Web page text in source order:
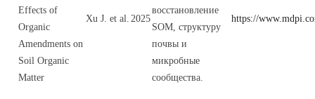
Effects of
Organic
Amendments on
Soil Organic
Matter
Xu J. et al. 2025
восстановление
SOM, структуру
почвы и
микробные
сообщества.
https://